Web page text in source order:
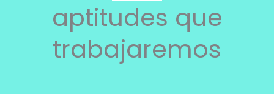
aptitudes que
trabajaremos